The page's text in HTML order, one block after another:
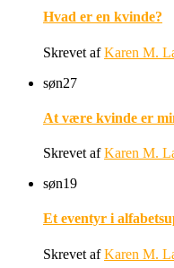
Hvad er en kvinde?
Skrevet afKaren M.
søn27
At være kvinde er
Skrevet afKaren M.
søn19
Et eventyr i
Skrevet afKaren M.